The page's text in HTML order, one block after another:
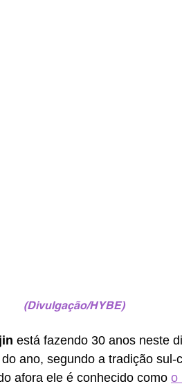
(Divulgação/HYBE)
está fazendo 30 anos neste
ano, segundo a tradição sul-
afora ele é conhecido como o